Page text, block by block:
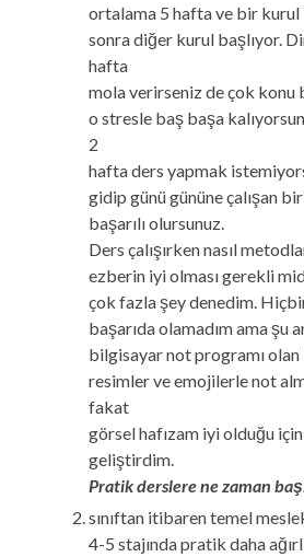
ortalama 5 hafta ve bir
sonra diğer kurul başlıyor.
hafta
mola verirseniz de çok
o stresle baş başa
2
hafta ders yapmak
gidip günü gününe çalışan
başarılı olursunuz.
Ders çalışırken nasıl
ezberin iyi olması gerekli
çok fazla şey denedim.
başarıda olamadım ama şu
bilgisayar not programı olan
resimler ve emojilerle not
fakat
görsel hafızam iyi olduğu
geliştirdim.
Pratik derslere ne zaman
sınıftan itibaren temel
4-5 stajında pratik daha